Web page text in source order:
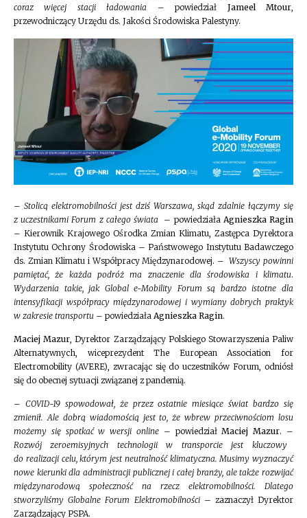
coraz więcej stacji ładowania – powiedział Jameel Mtour,
przewodniczący Urzędu ds. Jakości Środowiska Palestyny.
– Stolicą elektromobilności jest dziś Warszawa, skąd zdalnie łączymy się
z uczestnikami Forum z całego świata
– powiedziała Agnieszka Ragin
– Kierownik Krajowego Ośrodka Zmian Klimatu, Zastępca Dyrektora
Instytutu Ochrony Środowiska – Państwowego Instytutu Badawczego
ds. Zmian Klimatu i Współpracy Międzynarodowej. –Wszyscy powinni
pamiętać, że każda podróż ma znaczenie dla środowiska i klimatu.
Wydarzenia takie, jak Global e-Mobility Forum są bardzo istotne dla
intensyfikacji współpracy międzynarodowej i wymiany dobrych praktyk
w zakresie transportu – powiedziała Agnieszka Ragin.
Maciej Mazur, Dyrektor Zarządzający Polskiego Stowarzyszenia Paliw
Alternatywnych, wiceprezydent The European Association for
Electromobility (AVERE), zwracając się do uczestników Forum, odniósł
się do obecnej sytuacji związanej z pandemią.
– COVID-19 spowodował, że przez ostatnie miesiące świat bardzo się
zmienił. Ale dobrą wiadomością jest to, że wbrew przeciwnościom losu
możemy się spotkać w wersji online – powiedziałMaciej Mazur. –
Rozwój zeroemisyjnych technologii w transporcie jest kluczowy
do realizacji celu, którym jest neutralność klimatyczna. Musimy wyznaczyć
nowe kierunki dla administracji publicznej i całej branży, ale także rozwijać
międzynarodową społeczność na rzecz elektromobilności. Dlatego
stworzyliśmy Globalne Forum Elektromobilności – zaznaczył Dyrektor
Zarządzający PSPA.